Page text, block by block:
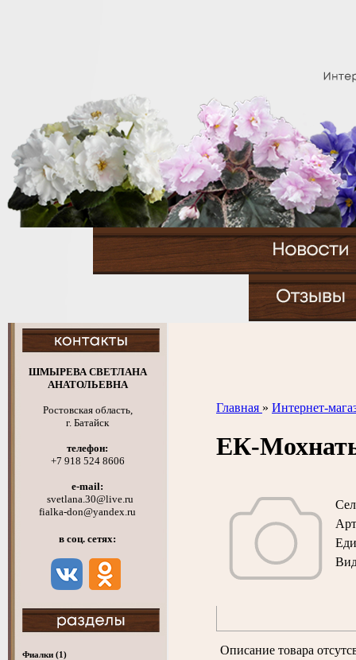
ШМЫРЕВА СВЕТЛАНА
АНАТОЛЬЕВНА
Ростовская область,
г. Батайск
телефон:
+7 918 524 8606
e-mail:
svetlana.30@live.ru
fialka-don@yandex.ru
в соц. сетях:
Фиалки (1)
Главная » Интернет-
ЕК-
Описание товара